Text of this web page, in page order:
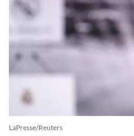
LaPresse/Reuters